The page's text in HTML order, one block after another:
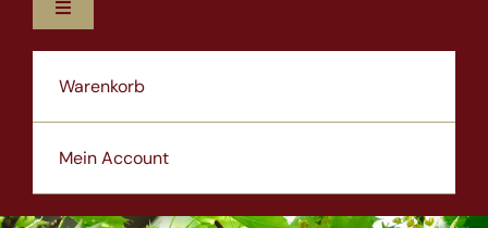
Toggle
Warenkorb
Mein Account